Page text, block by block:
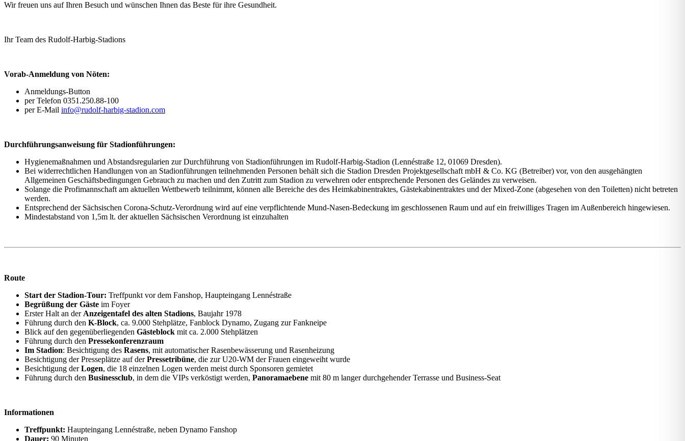
Wir freuen uns auf Ihren Besuch und wünschen Ihnen das Beste für ihre Gesundheit.
Ihr Team des Rudolf-Harbig-Stadions
Vorab-Anmeldung von Nöten:
Anmeldungs-Button
per Telefon 0351.250.88-100
per E-Mail info@rudolf-harbig-stadion.com
Durchführungsanweisung für Stadionführungen:
Hygienemaßnahmen und Abstandsregularien zur Durchführung von Stadionführungen im Rudolf-Harbig-Stadion (Lennéstraße 12, 01069 Dresden).
Bei widerrechtlichen Handlungen von an Stadionführungen teilnehmenden Personen behält sich die Stadion Dresden Projektgesellschaft mbH & Co. KG (Betreiber) vor, von den ausgehängten
Allgemeinen Geschäftsbedingungen Gebrauch zu machen und den Zutritt zum Stadion zu verwehren oder entsprechende Personen des Geländes zu verweisen.
Solange die Profimannschaft am aktuellen Wettbewerb teilnimmt, können alle Bereiche des des Heimkabinentraktes, Gästekabinentraktes und der Mixed-Zone (abgesehen von den Toiletten) nicht betreten
werden.
Entsprechend der Sächsischen Corona-Schutz-Verordnung wird auf eine verpflichtende Mund-Nasen-Bedeckung im geschlossenen Raum und auf ein freiwilliges Tragen im Außenbereich hingewiesen.
Mindestabstand von 1,5m lt. der aktuellen Sächsischen Verordnung ist einzuhalten
Route
Start der Stadion-Tour: Treffpunkt vor dem Fanshop, Haupteingang Lennéstraße
Begrüßung der Gäste im Foyer
Erster Halt an derAnzeigentafel des alten Stadions, Baujahr 1978
Führung durch den K-Block, ca. 9.000 Stehplätze, Fanblock Dynamo, Zugang zur Fankneipe
Blick auf den gegenüberliegenden Gästeblock mit ca. 2.000 Stehplätzen
Führung durch den Pressekonferenzraum
Im Stadion: Besichtigung des Rasens, mit automatischer Rasenbewässerung und Rasenheizung
Besichtigung der Presseplätze auf derPressetribüne, die zur U20-WM der Frauen eingeweiht wurde
Besichtigung derLogen, die 18 einzelnen Logen werden meist durch Sponsoren gemietet
Führung durch den Businessclub, in dem die VIPs verköstigt werden, Panoramaebene mit 80 m langer durchgehender Terrasse und Business-Seat
Informationen
Treffpunkt: Haupteingang Lennéstraße, neben Dynamo Fanshop
Dauer: 90 Minuten